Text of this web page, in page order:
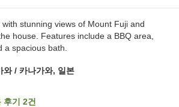
stunning views of Mount Fuji and
house. Features include a BBQ area,
spacious bath.
와 / 카나가와, 일본
후기 2건